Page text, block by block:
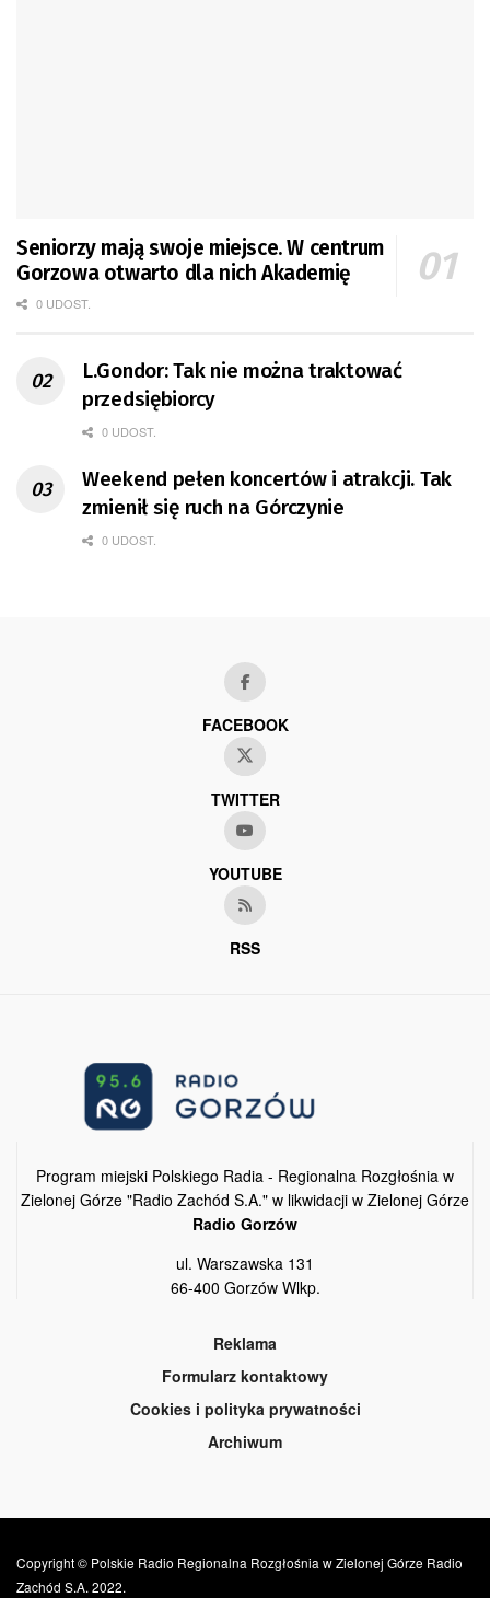
Seniorzy mają swoje miejsce. W centrum
Gorzowa otwarto dla nich Akademię
0 UDOST.
L.Gondor: Tak nie można traktować
przedsiębiorcy
0 UDOST.
Weekend pełen koncertów i atrakcji. Tak
zmienił się ruch na Górczynie
0 UDOST.
FACEBOOK
TWITTER
YOUTUBE
RSS
Program miejski Polskiego Radia - Regionalna Rozgłośnia w
Zielonej Górze "Radio Zachód S.A." w likwidacji w Zielonej Górze
Radio Gorzów
ul. Warszawska 131
66-400 Gorzów Wlkp.
Reklama
Formularz kontaktowy
Cookies i polityka prywatności
Archiwum
Copyright © Polskie Radio Regionalna Rozgłośnia w Zielonej Górze Radio
Zachód S.A. 2022.